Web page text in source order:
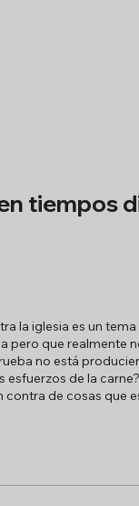
tiempos
la iglesia es un
que realmente
no está
esfuerzos de la
de cosas que